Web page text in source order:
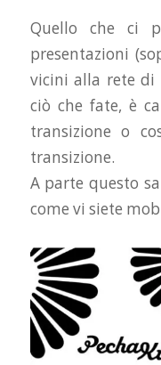
Quello che ci
presentazioni
vicini alla rete di
ciò che fate, è
transizione o
transizione.
A parte questo
come vi siete